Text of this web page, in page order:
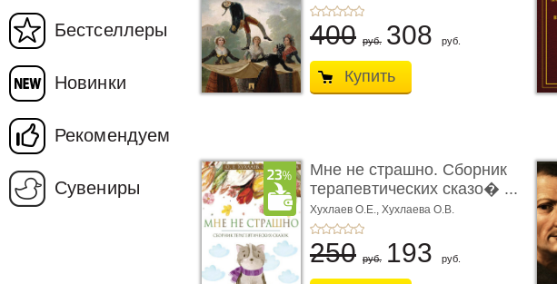
Бестселлеры
Новинки
Рекомендуем
Сувениры
400 руб. 308 руб.
Купить
Мне не страшно. Сборник
терапевтических сказо� ...
Хухлаев О.Е., Хухлаева О.В.
250 руб. 193 руб.